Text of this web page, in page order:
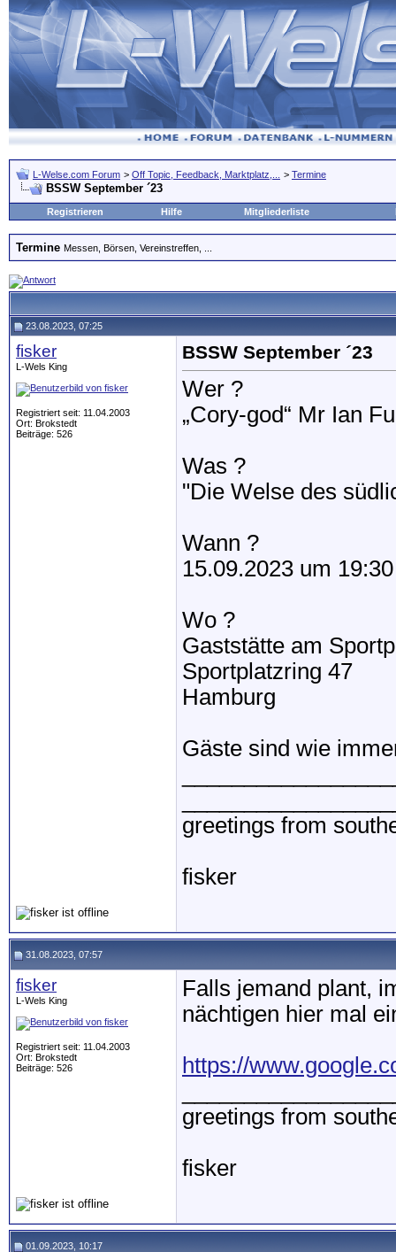
L-Welse.com Forum > Off Topic, Feedback, Marktplatz,... > Termine
BSSW September ´23
Registrieren Hilfe Mitgliederliste
Termine Messen, Börsen, Vereinstreffen, ...
23.08.2023, 07:25
fisker
L-Wels King
Registriert seit: 11.04.2003
Ort: Brokstedt
Beiträge: 526
BSSW September ´23
Wer ?
„Cory-god“ Mr Ian
Was ?
"Die Welse des
Wann ?
15.09.2023 um
Wo ?
Gaststätte am
Sportplatzring 47
Hamburg
Gäste sind wie
greetings from
fisker
31.08.2023, 07:57
fisker
L-Wels King
Registriert seit: 11.04.2003
Ort: Brokstedt
Beiträge: 526
Falls jemand plant,
nächtigen hier mal
https://
greetings from
fisker
01.09.2023, 10:17